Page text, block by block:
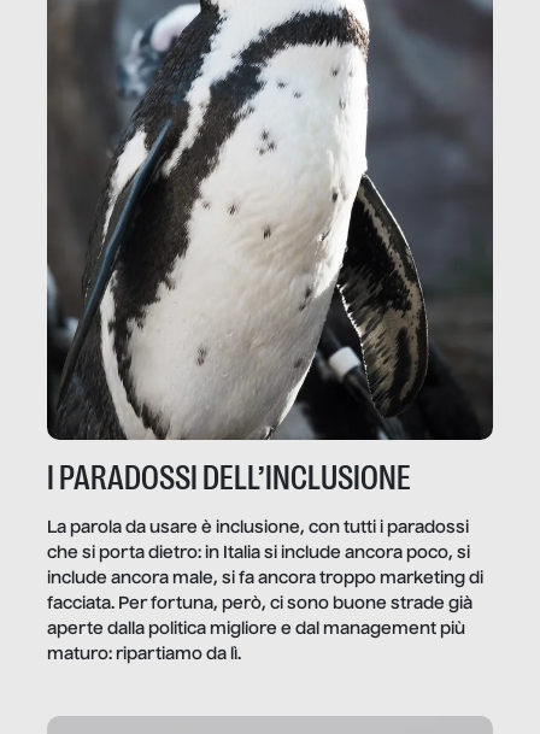
I PARADOSSI DELL’INCLUSIONE
La parola da usare è inclusione, con tutti i paradossi
che si porta dietro: in Italia si include ancora poco, si
include ancora male, si fa ancora troppo marketing di
facciata. Per fortuna, però, ci sono buone strade già
aperte dalla politica migliore e dal management più
maturo: ripartiamo da lì.